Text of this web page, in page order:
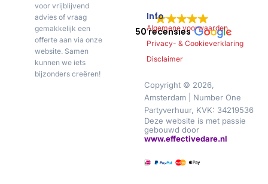
voor vrijblijvend
advies of vraag
gemakkelijk een
offerte aan via onze
website. Samen
kunnen we iets
bijzonders creëren!
50 recensies
Info
Algemene voorwaarden
Privacy- & Cookieverklaring
Disclaimer
Copyright © 2026,
Amsterdam | Number One
Partyverhuur, KVK: 34219536
Deze website is met passie
gebouwd door
www.effectivedare.nl